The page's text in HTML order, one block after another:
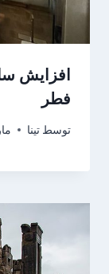
افزایش
فطر
توسط تینا